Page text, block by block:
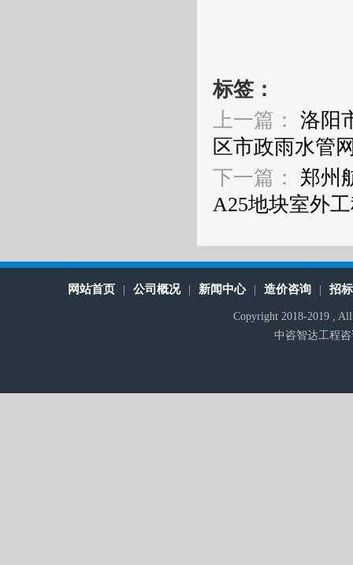
标签：
上一篇： 洛阳
区市政雨水管
下一篇： 郑州
A25地块室外
网站首页 公司概况 新闻中心 造价咨询 招
Copyright 2018-2019 ,
中咨智达工程